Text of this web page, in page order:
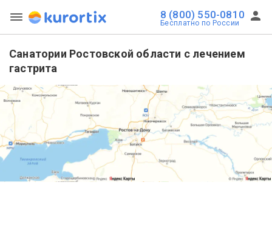
8 (800) 550-0810
Бесплатно по России
Санатории Ростовской области с лечением
гастрита